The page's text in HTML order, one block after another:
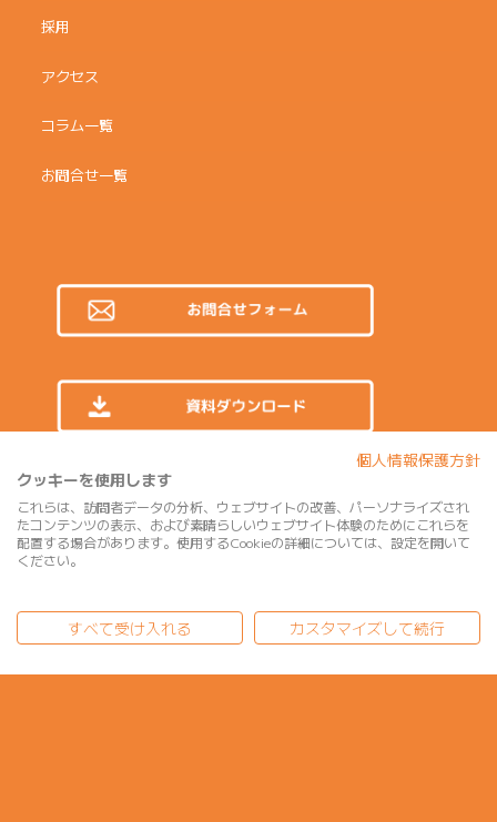
採用
アクセス
コラム一覧
お問合せ一覧
© ZETA INC. All Rights Reserved.
個人情報保護方針
クッキーを使用します
これらは、訪問者データの分析、ウェブサイトの改善、パーソナライズされ
たコンテンツの表示、および素晴らしいウェブサイト体験のためにこれらを
配置する場合があります。使用するCookieの詳細については、設定を開いて
ください。
すべて受け入れる カスタマイズして続行